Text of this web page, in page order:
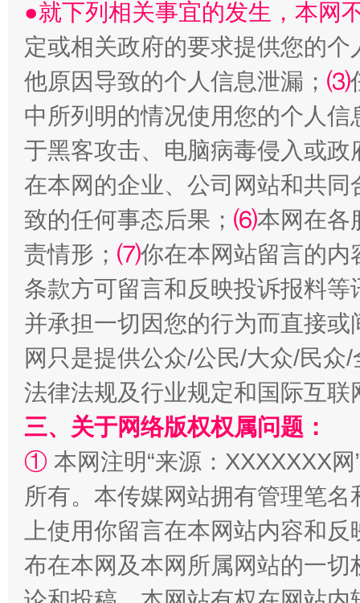
规模最大的光氢储一体化项目 走
镜头丨大暑三秋近 山西：
如何以同查同治破解风腐交织难题 养老服
●就下列相关事宜的发生，本网
定或相关政府的要求提供您的个
他原因导致的个人信息泄漏； ⑶
中所列明的情况使用您的个人
于黑客攻击、电脑病毒侵入或
在本网的企业、公司网站和共
致的任何事态后果； ⑹本网在各
责情形； ⑺你在本网站留言的内
条款方可留言和反映投诉报料
并承担一切因您的行为而直接
网只是提供公众/公民/大众/民
法律法规及行业规定和国际互
三、关于网络版权权属问题：
① 本网注明“来源：XXXXXXX
所有。本传媒网站拥有管理笔
上使用你留言在本网站内容和
布在本网及本网所属网站的一